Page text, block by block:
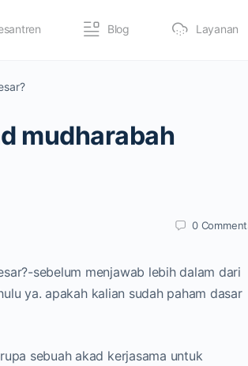
Blog Layanan
mudharabah
0
sebelum menjawab lebih dalam dari
ya. apakah kalian sudah paham dasar
sebuah akad kerjasama untuk